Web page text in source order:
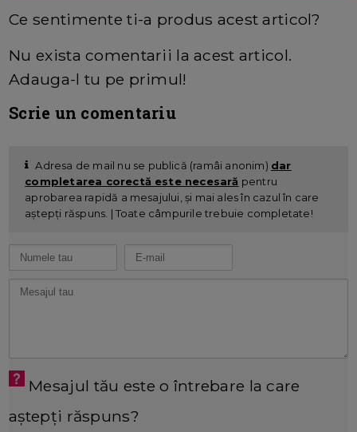
Ce sentimente ti-a produs acest articol?
Nu exista comentarii la acest articol.
Adauga-l tu pe primul!
Scrie un comentariu
Adresa de mail nu se publică (ramâi anonim) dar
completarea corectă este necesară pentru
aprobarea rapidă a mesajului, și mai ales în cazul în care
aștepți răspuns. | Toate câmpurile trebuie completate!
Mesajul tău este o întrebare la care
aștepți răspuns?